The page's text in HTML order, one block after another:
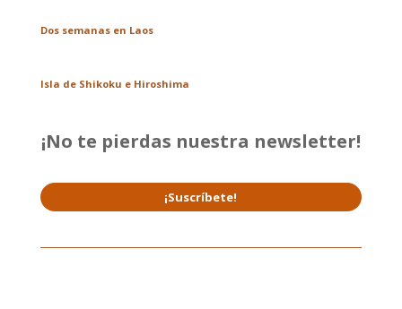
Dos semanas en Laos
Isla de Shikoku e Hiroshima
¡No te pierdas nuestra newsletter!
¡Suscríbete!